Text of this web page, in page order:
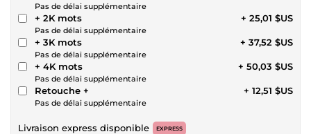
Pas de délai supplémentaire
+ 2K mots
Pas de délai supplémentaire
+ 25,01 $US
+ 3K mots
Pas de délai supplémentaire
+ 37,52 $US
+ 4K mots
Pas de délai supplémentaire
+ 50,03 $US
Retouche +
Pas de délai supplémentaire
+ 12,51 $US
Livraison express disponible EXPRESS